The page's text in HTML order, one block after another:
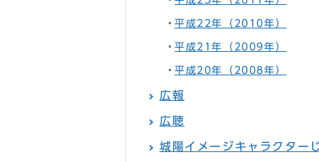
平成22年（2010年）
平成21年（2009年）
平成20年（2008年）
広報
広聴
城陽イメージキャラクター